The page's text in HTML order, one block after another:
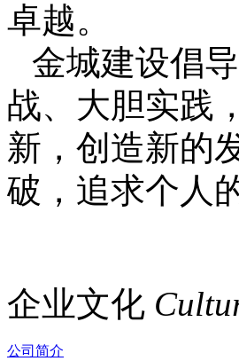
卓越。
金城建设倡
战、大胆实践
新，创造新的
破，追求个人
企业文化
公司简介